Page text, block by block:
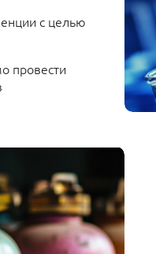
с целью
провести